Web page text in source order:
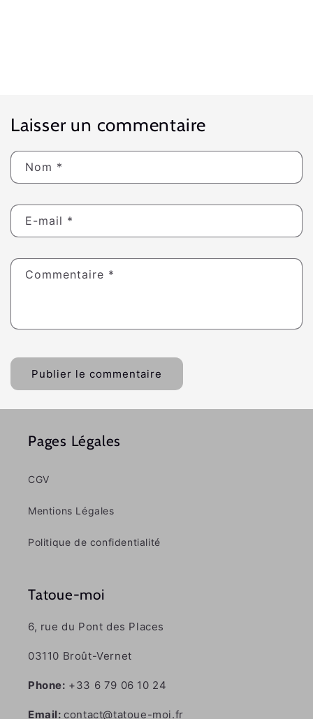
Laisser un commentaire
Nom *
E-mail *
Commentaire *
Pages Légales
CGV
Mentions Légales
Politique de confidentialité
Tatoue-moi
6, rue du Pont des Places
03110 Broût-Vernet
Phone: +33 6 79 06 10 24
Email: contact@tatoue-moi.fr